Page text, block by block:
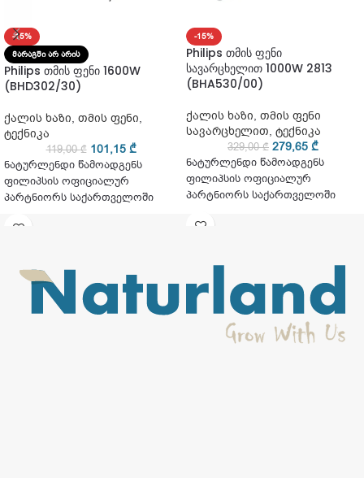
-15%
ᲛᲐᲠᲐᲒᲨᲘ ᲐᲠ ᲐᲠᲘᲡ
Philips თმის ფენი 1600W
(BHD302/30)
ქალის ხაზი, თმის ფენი,
ტექნიკა
119,00₾ 101,15 ₾
ნატურლენდი წამოადგენს
ფილიპსის ოფიციალურ
პარტნიორს საქართველოში
-15%
Philips თმის ფენი
სავარცხელით 1000W 2813
(BHA530/00)
ქალის ხაზი, თმის ფენი
სავარცხელით, ტექნიკა
329,00₾ 279,65 ₾
ნატურლენდი წამოადგენს
ფილიპსის ოფიციალურ
პარტნიორს საქართველოში